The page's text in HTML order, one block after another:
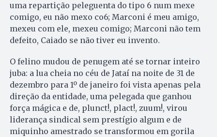
uma repartição peleguenta do tipo 6 num mexe
comigo, eu não mexo co6; Marconi é meu amigo,
mexeu com ele, mexeu comigo; Marconi não tem
defeito, Caiado se não tiver eu invento.
O felino mudou de penugem até se tornar inteiro
juba: a lua cheia no céu de Jataí na noite de 31 de
dezembro para 1º de janeiro foi vista apenas pela
direção da entidade, uma pelegada que ganhou
força mágica e de, plunct!, plact!, zuum!, virou
liderança sindical sem prestígio algum e de
miquinho amestrado se transformou em gorila